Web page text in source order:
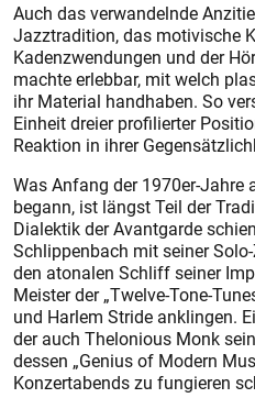
Auch das verwandelnde
Jazztradition, das motivische
Kadenzwendungen und der
machte erlebbar, mit welch
ihr Material handhaben. So
Einheit dreier profilierter
Reaktion in ihrer
Was Anfang der 1970er-Jahre
begann, ist längst Teil der
Dialektik der Avantgarde
Schlippenbach mit seiner
den atonalen Schliff seiner
Meister der „Twelve-Tone-
und Harlem Stride anklingen.
der auch Thelonious Monk
dessen „Genius of Modern
Konzertabends zu fungieren